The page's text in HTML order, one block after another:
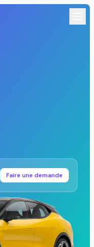
Faire une demande